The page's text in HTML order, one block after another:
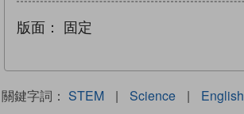
版面： 固定
關鍵字詞： STEM | Science | English